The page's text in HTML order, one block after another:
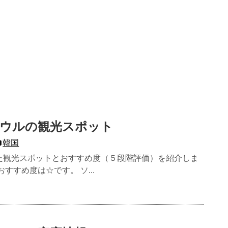
ルの観光スポット
韓国
光スポットとおすすめ度（５段階評価）を紹介しま
すすめ度は☆です。 ソ...